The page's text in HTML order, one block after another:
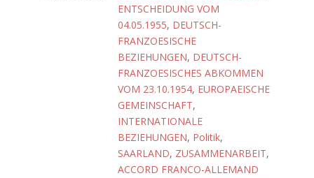
ENTSCHEIDUNG VOM
04.05.1955, DEUTSCH-
FRANZOESISCHE
BEZIEHUNGEN, DEUTSCH-
FRANZOESISCHES ABKOMMEN
VOM 23.10.1954, EUROPAEISCHE
GEMEINSCHAFT,
INTERNATIONALE
BEZIEHUNGEN, Politik,
SAARLAND, ZUSAMMENARBEIT,
ACCORD FRANCO-ALLEMAND